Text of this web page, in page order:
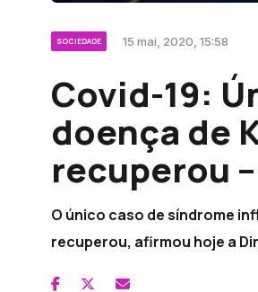
SOCIEDADE 15 mai, 2020, 15:58
Covid-19:
doença de
recuperou –
O único caso de síndrome
recuperou, afirmou hoje a